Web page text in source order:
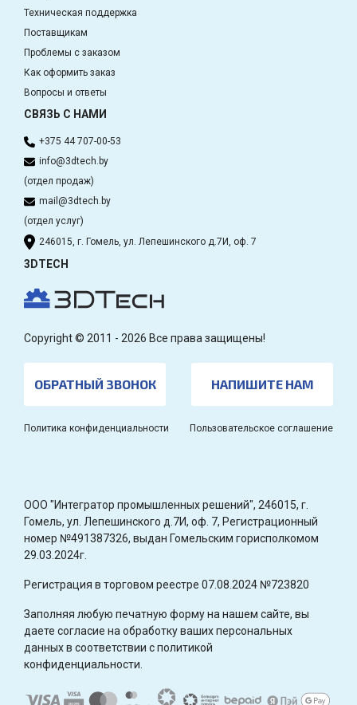
Техническая поддержка
Поставщикам
Проблемы с заказом
Как оформить заказ
Вопросы и ответы
СВЯЗЬ С НАМИ
+375 44 707-00-53
info@3dtech.by
(отдел продаж)
mail@3dtech.by
(отдел услуг)
246015, г. Гомель, ул. Лепешинского д.7И, оф. 7
3DTECH
Copyright © 2011 - 2026 Все права защищены!
ОБРАТНЫЙ ЗВОНОК НАПИШИТЕ НАМ
Политика конфиденциальности Пользовательское соглашение
OOO "Интегратор промышленных решений", 246015, г.
Гомель, ул. Лепешинского д.7И, оф. 7, Регистрационный
номер №491387326, выдан Гомельским горисполкомом
29.03.2024г.
Регистрация в торговом реестре 07.08.2024 №723820
Заполняя любую печатную форму на нашем сайте, вы
даете согласие на обработку ваших персональных
данных в соответствии с политикой
конфиденциальности.